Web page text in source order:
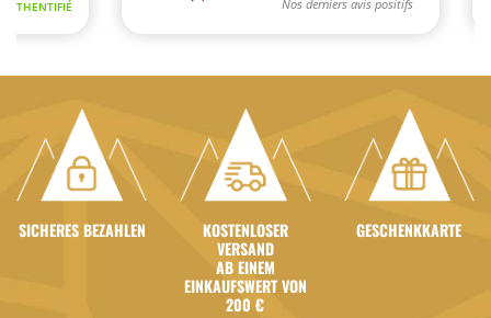
SICHERES BEZAHLEN
KOSTENLOSER
VERSAND
AB EINEM
EINKAUFSWERT VON
200 €
GESCHENKKARTE